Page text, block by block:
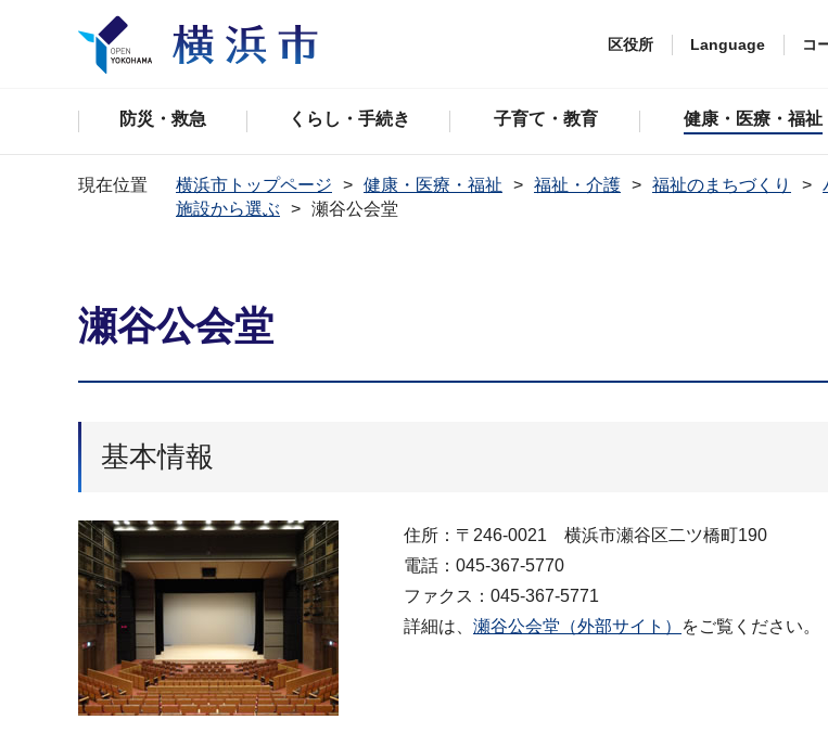
区役所 Language コ
防災・救急 くらし・手続き 子育て・教育 健康・医療・福祉
現在位置 横浜市トップページ 健康・医療・福祉 福祉・介護 福祉のまちづくり
施設から選ぶ
瀬谷公会堂
瀬谷公会堂
基本情報
住所：〒246-0021 横浜市瀬谷区二ツ橋町190
電話：045-367-5770
ファクス：045-367-5771
詳細は、 瀬谷公会堂（外部サイト） をご覧ください。